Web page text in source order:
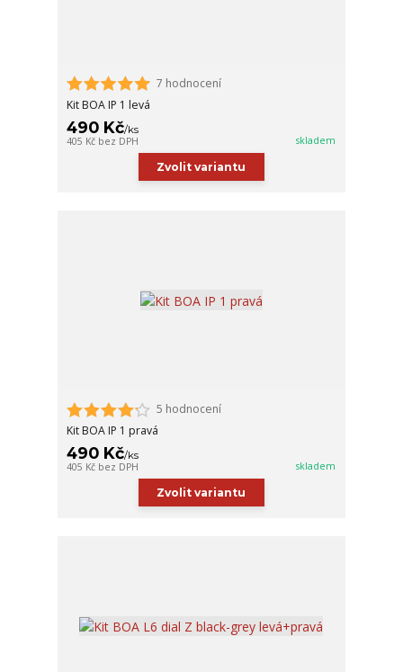
7 hodnocení
Kit BOA IP 1 levá
490 Kč/ks
405 Kč bez DPH skladem
Zvolit variantu
5 hodnocení
Kit BOA IP 1 pravá
490 Kč/ks
405 Kč bez DPH skladem
Zvolit variantu